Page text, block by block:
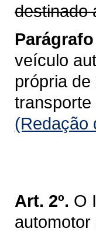
destinado
veículo
própria
(Redação
Art. 2º. O